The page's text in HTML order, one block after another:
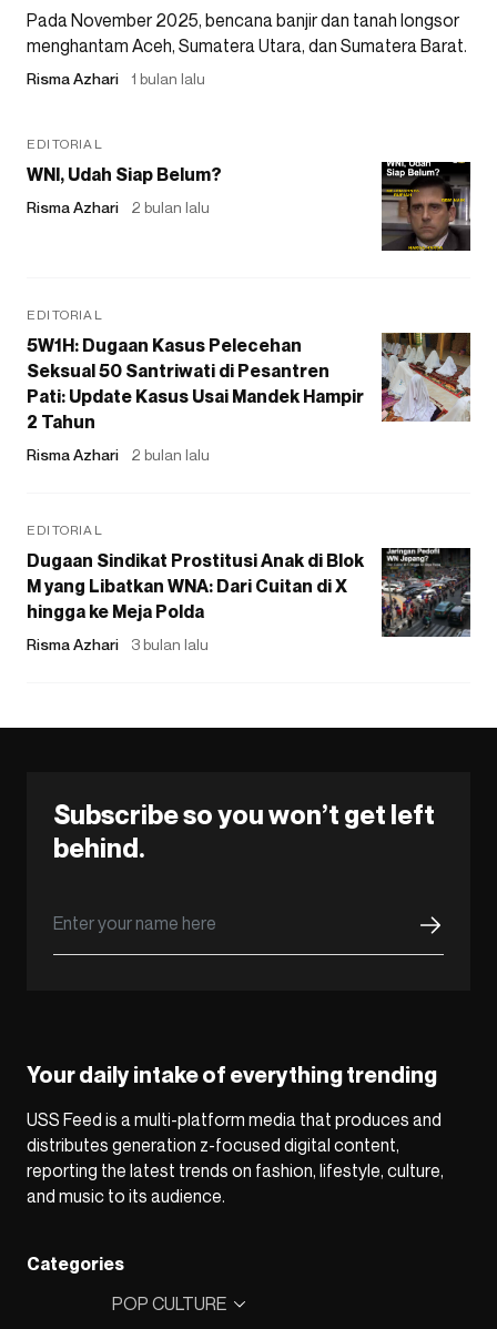
Pada November 2025, bencana banjir dan tanah longsor
menghantam Aceh, Sumatera Utara, dan Sumatera Barat.
Risma Azhari 1 bulan lalu
EDITORIAL
WNI, Udah Siap Belum?
Risma Azhari 2 bulan lalu
EDITORIAL
5W1H: Dugaan Kasus Pelecehan
Seksual 50 Santriwati di Pesantren
Pati: Update Kasus Usai Mandek Hampir
2 Tahun
Risma Azhari 2 bulan lalu
EDITORIAL
Dugaan Sindikat Prostitusi Anak di Blok
M yang Libatkan WNA: Dari Cuitan di X
hingga ke Meja Polda
Risma Azhari 3 bulan lalu
Subscribe so you won’t get left
behind.
Your daily intake of everything trending
USS Feed is a multi-platform media that produces and
distributes generation z-focused digital content,
reporting the latest trends on fashion, lifestyle, culture,
and music to its audience.
Categories
POP CULTURE